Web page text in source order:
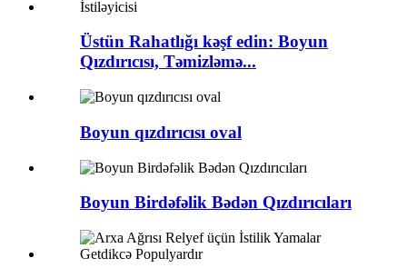
Üstün Rahatlığı kəşf edin: Boyun
Qızdırıcısı, Təmizləmə...
Boyun qızdırıcısı oval
Boyun Birdəfəlik Bədən Qızdırıcıları